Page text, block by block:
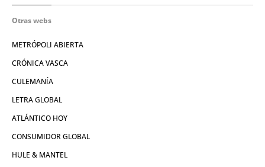
Otras webs
METRÓPOLI ABIERTA
CRÓNICA VASCA
CULEMANÍA
LETRA GLOBAL
ATLÁNTICO HOY
CONSUMIDOR GLOBAL
HULE & MANTEL